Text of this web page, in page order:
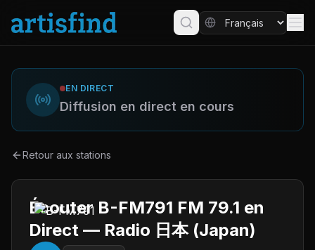
EN DIRECT
Diffusion en direct en cours
Retour aux stations
Écouter B-FM791 FM 79.1 en
Direct — Radio 日本 (Japan)